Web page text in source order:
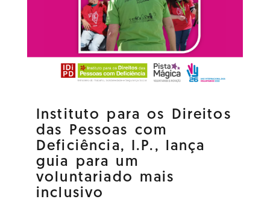
Instituto para os Direitos
das Pessoas com
Deficiência, I.P., lança
guia para um
voluntariado mais
inclusivo